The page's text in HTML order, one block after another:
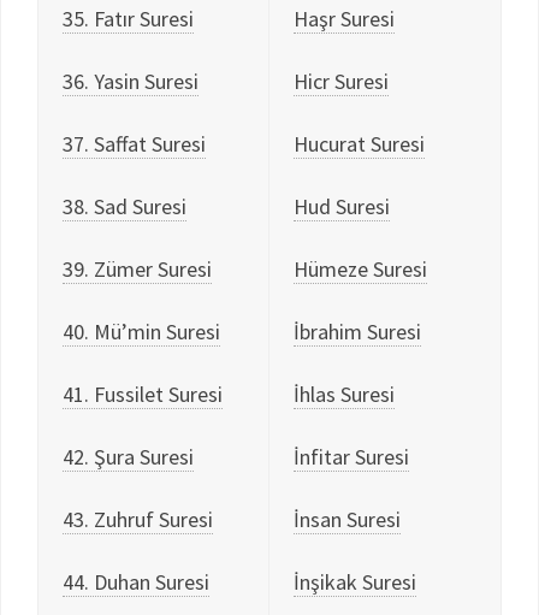
35. Fatır Suresi
36. Yasin Suresi
37. Saffat Suresi
38. Sad Suresi
39. Zümer Suresi
40. Mü’min Suresi
41. Fussilet Suresi
42. Şura Suresi
43. Zuhruf Suresi
44. Duhan Suresi
Haşr Suresi
Hicr Suresi
Hucurat Suresi
Hud Suresi
Hümeze Suresi
İbrahim Suresi
İhlas Suresi
İnfitar Suresi
İnsan Suresi
İnşikak Suresi